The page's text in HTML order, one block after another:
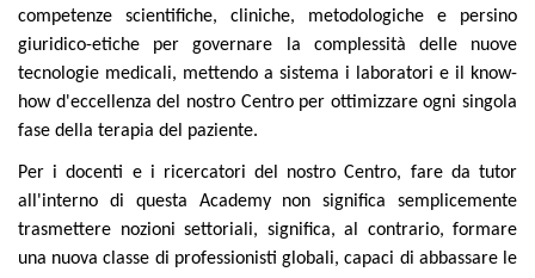
competenze scientifiche, cliniche, metodologiche e persino
giuridico-etiche per governare la complessità delle nuove
tecnologie medicali, mettendo a sistema i laboratori e il know-
how d'eccellenza del nostro Centro per ottimizzare ogni singola
fase della terapia del paziente.
Per i docenti e i ricercatori del nostro Centro, fare da tutor
all'interno di questa Academy non significa semplicemente
trasmettere nozioni settoriali, significa, al contrario, formare
una nuova classe di professionisti globali, capaci di abbassare le